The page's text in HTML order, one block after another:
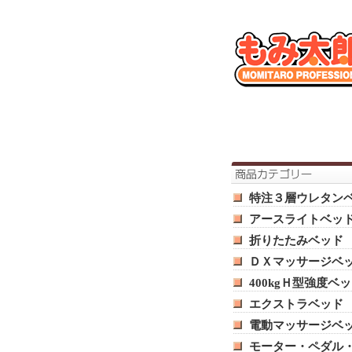
特注３層ウレタン
アースライトベッ
折りたたみベッド
ＤＸマッサージベ
400kgＨ型強度ベ
エクストラベッド
電動マッサージベ
モーター・ペダル